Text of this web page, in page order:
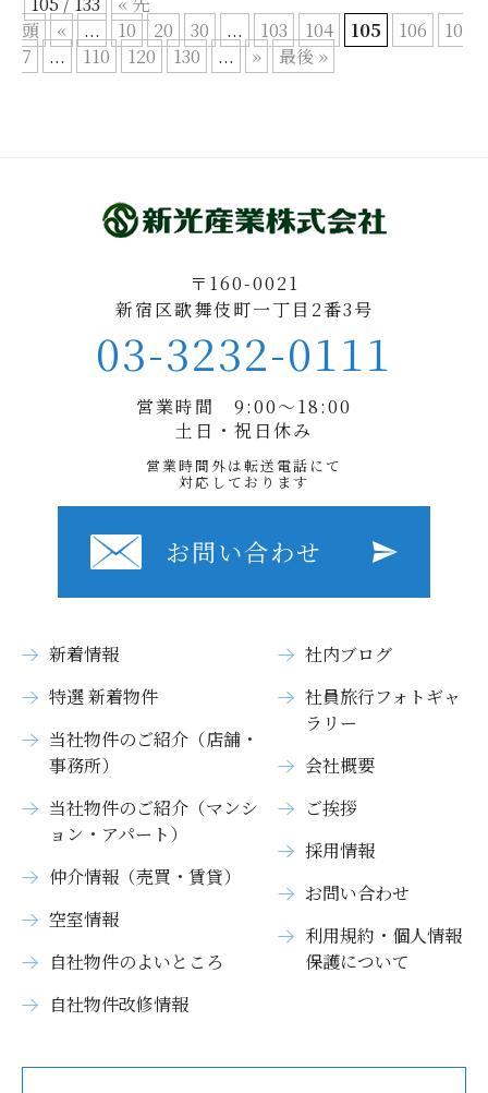
頭
« ... 10 20 30 ... 103 104 105 106
10
7
... 110 120 130 ... » 最後 »
〒160-0021
新宿区歌舞伎町一丁目2番3号
03-3232-0111
営業時間 9:00〜18:00
土日・祝日休み
営業時間外は転送電話にて
対応しております
お問い合わせ
新着情報
特選 新着物件
当社物件のご紹介（店舗・
事務所）
当社物件のご紹介（マンシ
ョン・アパート）
仲介情報（売買・賃貸）
空室情報
自社物件のよいところ
自社物件改修情報
社内ブログ
社員旅行フォトギャ
ラリー
会社概要
ご挨拶
採用情報
お問い合わせ
利用規約・個人情報
保護について